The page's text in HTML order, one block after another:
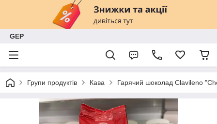
GEP
Групи продуктів Кава Гарячий шоколад Clavileno